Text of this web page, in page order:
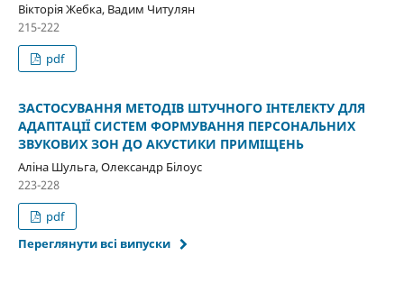
Вікторія Жебка, Вадим Читулян
215-222
pdf
ЗАСТОСУВАННЯ МЕТОДІВ ШТУЧНОГО ІНТЕЛЕКТУ ДЛЯ
АДАПТАЦІЇ СИСТЕМ ФОРМУВАННЯ ПЕРСОНАЛЬНИХ
ЗВУКОВИХ ЗОН ДО АКУСТИКИ ПРИМІЩЕНЬ
Аліна Шульга, Олександр Білоус
223-228
pdf
Переглянути всі випуски